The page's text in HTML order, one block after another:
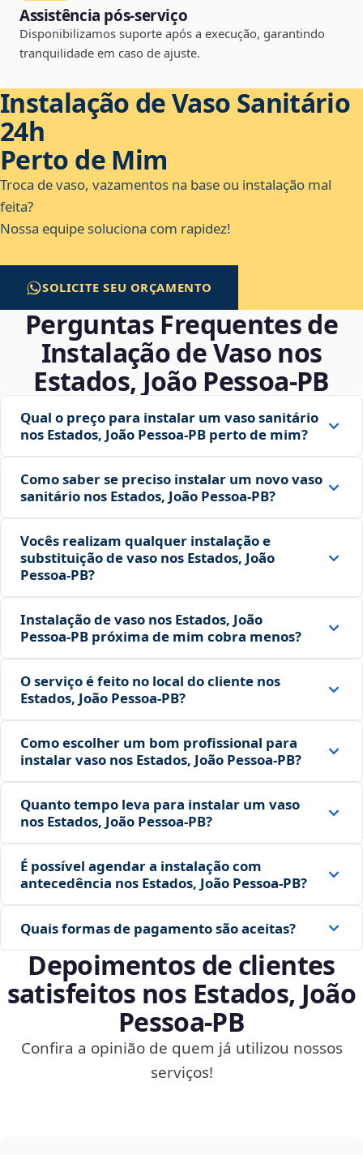
Assistência pós-serviço
Disponibilizamos suporte após a execução, garantindo
tranquilidade em caso de ajuste.
Instalação de Vaso Sanitário
24h
Perto de Mim
Troca de vaso, vazamentos na base ou instalação mal
feita?
Nossa equipe soluciona com rapidez!
SOLICITE SEU ORÇAMENTO
Perguntas Frequentes de
Instalação de Vaso nos
Estados, João Pessoa‑PB
Qual o preço para instalar um vaso sanitário
nos Estados, João Pessoa‑PB perto de mim?
Como saber se preciso instalar um novo vaso
sanitário nos Estados, João Pessoa‑PB?
Vocês realizam qualquer instalação e
substituição de vaso nos Estados, João
Pessoa‑PB?
Instalação de vaso nos Estados, João
Pessoa‑PB próxima de mim cobra menos?
O serviço é feito no local do cliente nos
Estados, João Pessoa‑PB?
Como escolher um bom profissional para
instalar vaso nos Estados, João Pessoa‑PB?
Quanto tempo leva para instalar um vaso
nos Estados, João Pessoa‑PB?
É possível agendar a instalação com
antecedência nos Estados, João Pessoa‑PB?
Quais formas de pagamento são aceitas?
Depoimentos de clientes
satisfeitos nos Estados, João
Pessoa‑PB
Confira a opinião de quem já utilizou nossos
serviços!